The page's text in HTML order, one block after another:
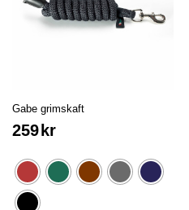
Gabe grimskaft
259 kr